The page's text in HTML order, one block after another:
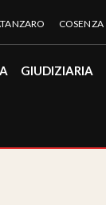
COSENZA
GIUDIZIARIA